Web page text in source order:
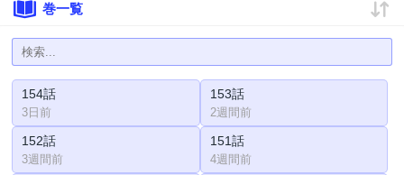
巻一覧
154話
3日前
153話
2週間前
152話
3週間前
151話
4週間前